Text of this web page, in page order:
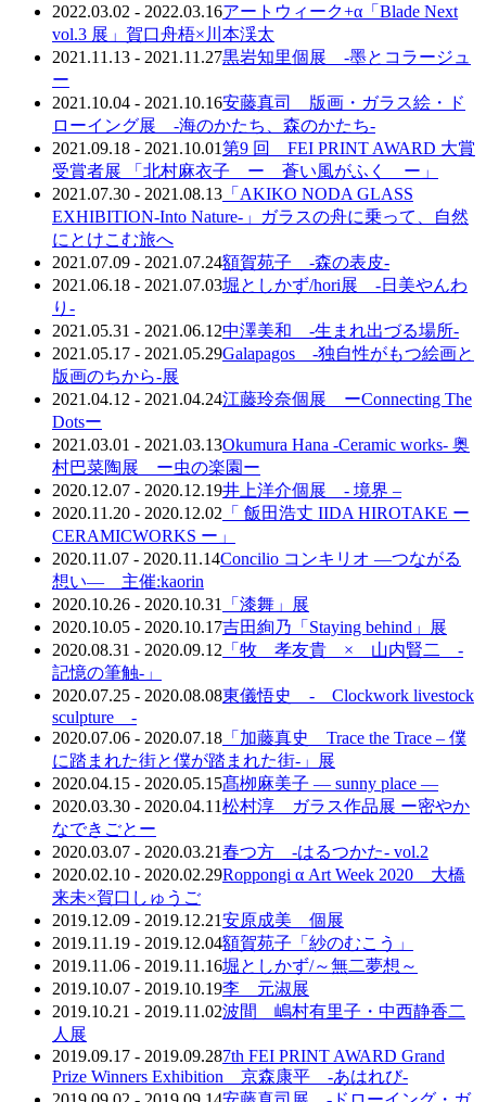
2022.03.02 - 2022.03.16アートウィーク+α「Blade Next
vol.3 展」賀口舟梧×川本渓太
2021.11.13 - 2021.11.27黒岩知里個展 -墨とコラージュ
ー
2021.10.04 - 2021.10.16安藤真司 版画・ガラス絵・ド
ローイング展 -海のかたち、森のかたち-
2021.09.18 - 2021.10.01第9 回 FEI PRINT AWARD 大賞
受賞者展 「北村麻衣子 ー 蒼い風がふく ー」
2021.07.30 - 2021.08.13 「AKIKO NODA GLASS
EXHIBITION‐Into Nature‐」ガラスの舟に乗って、自然
にとけこむ旅へ
2021.07.09 - 2021.07.24額賀苑子 -森の表皮-
2021.06.18 - 2021.07.03堀としかず/hori展 -日美やんわ
り-
2021.05.31 - 2021.06.12中澤美和 -生まれ出づる場所-
2021.05.17 - 2021.05.29Galapagos ‐独自性がもつ絵画と
版画のちから‐展
2021.04.12 - 2021.04.24江藤玲奈個展 ーConnecting The
Dotsー
2021.03.01 - 2021.03.13Okumura Hana -Ceramic works- 奥
村巴菜陶展 ー虫の楽園ー
2020.12.07 - 2020.12.19井上洋介個展 - 境界 –
2020.11.20 - 2020.12.02 「 飯田浩丈 IIDA HIROTAKE ー
CERAMICWORKS ー」
2020.11.07 - 2020.11.14Concilio コンキリオ ―つながる
想い― 主催:kaorin
2020.10.26 - 2020.10.31
「漆舞」展
2020.10.05 - 2020.10.17吉田絢乃「Staying behind」展
2020.08.31 - 2020.09.12 「牧 孝友貴 × 山内賢二 -
記憶の筆触-」
2020.07.25 - 2020.08.08東儀悟史 - Clockwork livestock
sculpture -
2020.07.06 - 2020.07.18 「加藤真史 Trace the Trace – 僕
に踏まれた街と僕が踏まれた街-」展
2020.04.15 - 2020.05.15髙栁麻美子 ― sunny place ―
2020.03.30 - 2020.04.11松村淳 ガラス作品展 ー密やか
なできごとー
2020.03.07 - 2020.03.21春つ方 -はるつかた- vol.2
2020.02.10 - 2020.02.29Roppongi α Art Week 2020 大橋
来未×賀口しゅうご
2019.12.09 - 2019.12.21安原成美 個展
2019.11.19 - 2019.12.04額賀苑子「紗のむこう」
2019.11.06 - 2019.11.16堀としかず/～無二夢想～
2019.10.07 - 2019.10.19李 元淑展
2019.10.21 - 2019.11.02波間 嶋村有里子・中西静香二
人展
2019.09.17 - 2019.09.287th FEI PRINT AWARD Grand
Prize Winners Exhibition 京森康平 -あはれび-